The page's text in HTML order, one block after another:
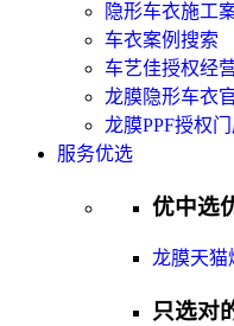
隐形车衣施工
车衣案例搜索
车艺佳授权经
龙膜隐形车衣
龙膜PPF授权
服务优选
优中选
龙膜天猫
只选对